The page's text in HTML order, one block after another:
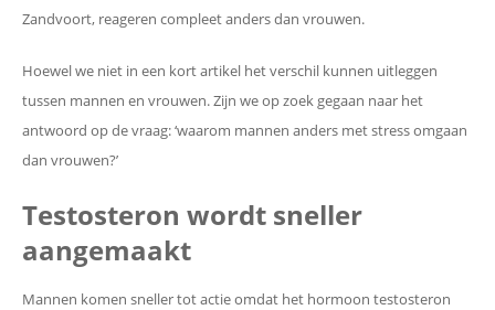
Zandvoort, reageren compleet anders dan vrouwen.
Hoewel we niet in een kort artikel het verschil kunnen uitleggen
tussen mannen en vrouwen. Zijn we op zoek gegaan naar het
antwoord op de vraag: ‘waarom mannen anders met stress omgaan
dan vrouwen?’
Testosteron wordt sneller
aangemaakt
Mannen komen sneller tot actie omdat het hormoon testosteron